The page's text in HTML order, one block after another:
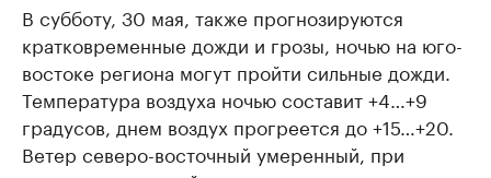
В субботу, 30 мая, также прогнозируются
кратковременные дожди и грозы, ночью на юго-
востоке региона могут пройти сильные дожди.
Температура воздуха ночью составит +4…+9
градусов, днем воздух прогреется до +15…+20.
Ветер северо-восточный умеренный, при